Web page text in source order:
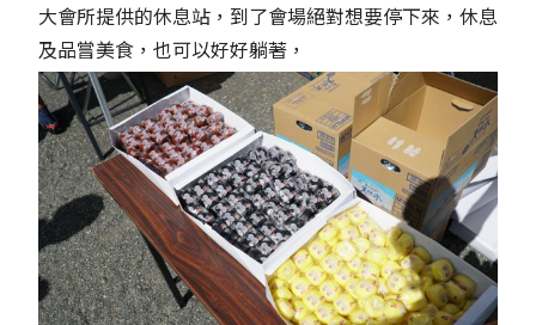
大會所提供的休息站，到了會場絕對想要停下來，休息
及品嘗美食，也可以好好躺著，